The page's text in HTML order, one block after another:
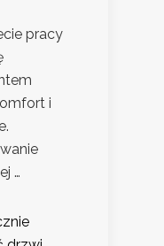
pracy
i
…